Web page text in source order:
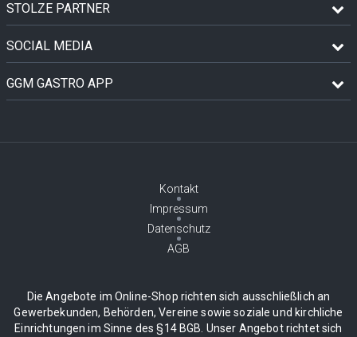
STOLZE PARTNER
SOCIAL MEDIA
GGM GASTRO APP
Kontakt
Impressum
Datenschutz
AGB
Die Angebote im Online-Shop richten sich ausschließlich an
Gewerbekunden, Behörden, Vereine sowie soziale und kirchliche
Einrichtungen im Sinne des §14 BGB. Unser Angebot richtet sich